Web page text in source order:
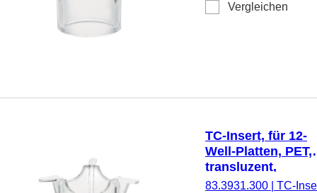
Membran: PET,
Vergleichen
TC-Insert, für 12-
Well-Platten, PET,
transluzent,
Porengröße: 3 µm
83.3931.300
TC-